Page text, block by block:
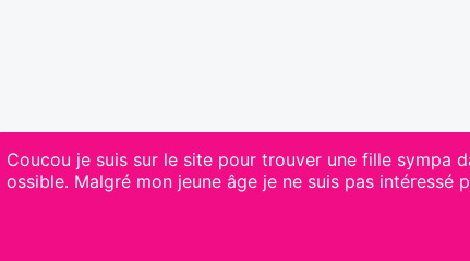
Coucou je suis sur le site pour trouver une fille sympa
ossible. Malgré mon jeune âge je ne suis pas intéressé